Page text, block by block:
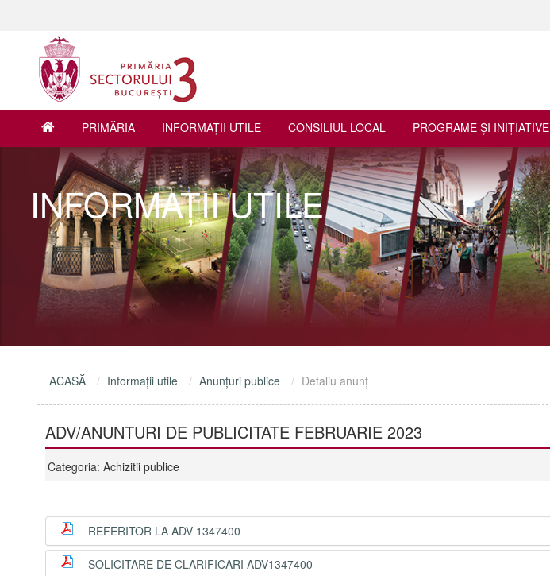
PRIMĂRIA INFORMAŢII UTILE CONSILIUL LOCAL PROGRAME ŞI INIŢIATIVE
INFORMAŢII UTILE
ACASĂ Informaţii utile Anunţuri publice Detaliu anunţ
ADV/ANUNTURI DE PUBLICITATE FEBRUARIE 2023
Categoria: Achizitii publice
REFERITOR LA ADV 1347400
SOLICITARE DE CLARIFICARI ADV1347400